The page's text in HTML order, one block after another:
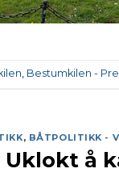
, Bestumkilen -
, BÅTPOLITIKK -
Uklokt å